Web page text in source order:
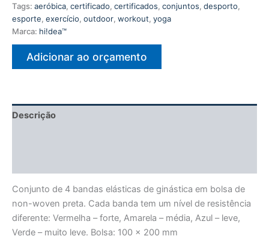
Tags: aeróbica, certificado, certificados, conjuntos, desporto,
esporte, exercício, outdoor, workout, yoga
Marca: hi!dea™
Adicionar ao orçamento
Descrição
Conjunto de 4 bandas elásticas de ginástica em bolsa de
non-woven preta. Cada banda tem um nível de resistência
diferente: Vermelha – forte, Amarela – média, Azul – leve,
Verde – muito leve. Bolsa: 100 x 200 mm